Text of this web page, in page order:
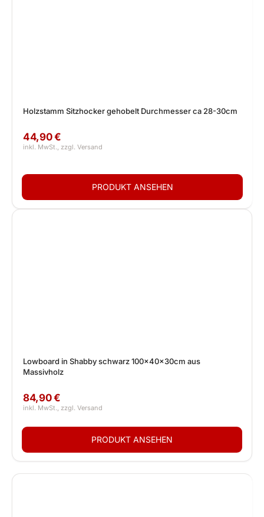
Holzstamm Sitzhocker gehobelt Durchmesser ca 28-30cm
44,90 €
Lowboard in Shabby schwarz 100x40x30cm aus
Massivholz
84,90 €